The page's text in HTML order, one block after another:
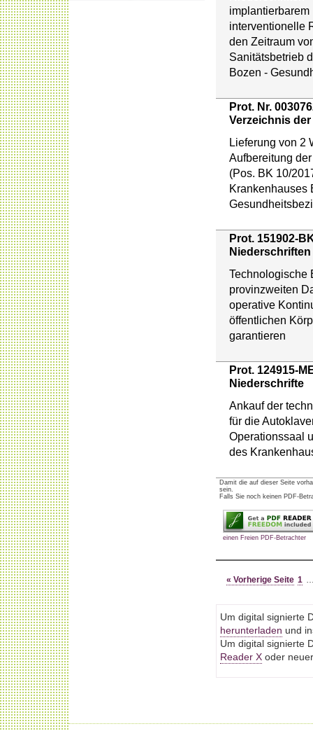
Damit die auf dieser Seite
sein.
Falls Sie noch keinen PDF-
einen Freien PDF-Betrachter
implantierbarem
interventionelle
den Zeitraum
Sanitätsbetrieb
Bozen -
Prot. Nr.
Verzeichnis
Lieferung von 2
Aufbereitung
(Pos. BK 10/
Krankenhauses
Prot. 151902-
Niederschriften
Technologische
provinzweiten
operative
öffentlichen
garantieren
Prot. 124915-
Niederschrifte
Ankauf der
für die
Operationssaal
des
« Vorherige Seite 1
Um digital signierte
herunterladen und
Um digital signierte
Reader X oder